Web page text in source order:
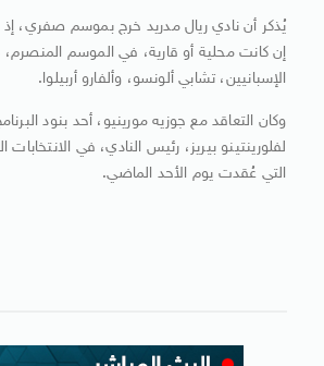
يُذكر أن نادي ريال مدريد خرج بموسم صفري،
إن كانت محلية أو قارية، في الموسم المنصرم،
الإسبانيين، تشابي ألونسو، وألفارو أربيلوا.
وكان التعاقد مع جوزيه مورينيو، أحد بنود
لفلورينتينو بيريز، رئيس النادي، في الانتخابات
التي عُقدت يوم الأحد الماضي.